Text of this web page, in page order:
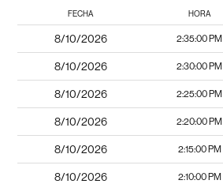
FECHA HORA
8/10/2026 2:35:00 PM
8/10/2026 2:30:00 PM
8/10/2026 2:25:00 PM
8/10/2026 2:20:00 PM
8/10/2026 2:15:00 PM
8/10/2026 2:10:00 PM